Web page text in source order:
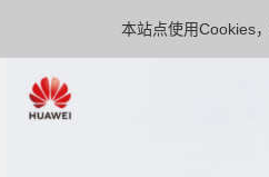
本站点使用Cookies